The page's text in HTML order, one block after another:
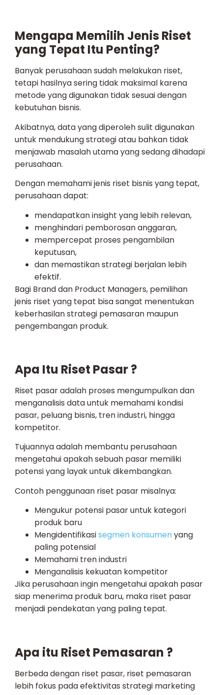
Mengapa Memilih Jenis Riset
yang Tepat Itu Penting?
Banyak perusahaan sudah melakukan riset,
tetapi hasilnya sering tidak maksimal karena
metode yang digunakan tidak sesuai dengan
kebutuhan bisnis.
Akibatnya, data yang diperoleh sulit digunakan
untuk mendukung strategi atau bahkan tidak
menjawab masalah utama yang sedang dihadapi
perusahaan.
Dengan memahami jenis riset bisnis yang tepat,
perusahaan dapat:
mendapatkan insight yang lebih relevan,
menghindari pemborosan anggaran,
mempercepat proses pengambilan
keputusan,
dan memastikan strategi berjalan lebih
efektif.
Bagi Brand dan Product Managers, pemilihan
jenis riset yang tepat bisa sangat menentukan
keberhasilan strategi pemasaran maupun
pengembangan produk.
Apa Itu Riset Pasar ?
Riset pasar adalah proses mengumpulkan dan
menganalisis data untuk memahami kondisi
pasar, peluang bisnis, tren industri, hingga
kompetitor.
Tujuannya adalah membantu perusahaan
mengetahui apakah sebuah pasar memiliki
potensi yang layak untuk dikembangkan.
Contoh penggunaan riset pasar misalnya:
Mengukur potensi pasar untuk kategori
produk baru
Mengidentifikasisegmen konsumenyang
paling potensial
Memahami tren industri
Menganalisis kekuatan kompetitor
Jika perusahaan ingin mengetahui apakah pasar
siap menerima produk baru, maka riset pasar
menjadi pendekatan yang paling tepat.
Apa itu Riset Pemasaran ?
Berbeda dengan riset pasar, riset pemasaran
lebih fokus pada efektivitas strategi marketing